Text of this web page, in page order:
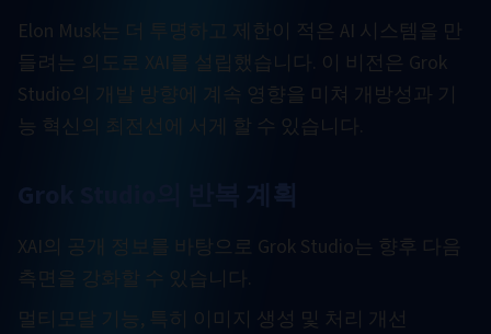
Elon Musk는 더 투명하고 제한이 적은 AI 시스템을 만
들려는 의도로 XAI를 설립했습니다. 이 비전은 Grok
Studio의 개발 방향에 계속 영향을 미쳐 개방성과 기
능 혁신의 최전선에 서게 할 수 있습니다.
Grok Studio의 반복 계획
XAI의 공개 정보를 바탕으로 Grok Studio는 향후 다음
측면을 강화할 수 있습니다.
멀티모달 기능, 특히 이미지 생성 및 처리 개선